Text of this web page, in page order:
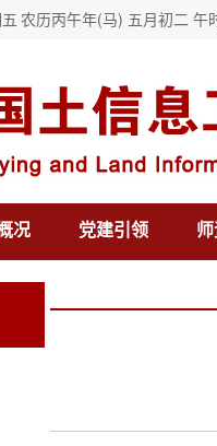
农历丙午年(马) 五月初二 午
况 党建引领